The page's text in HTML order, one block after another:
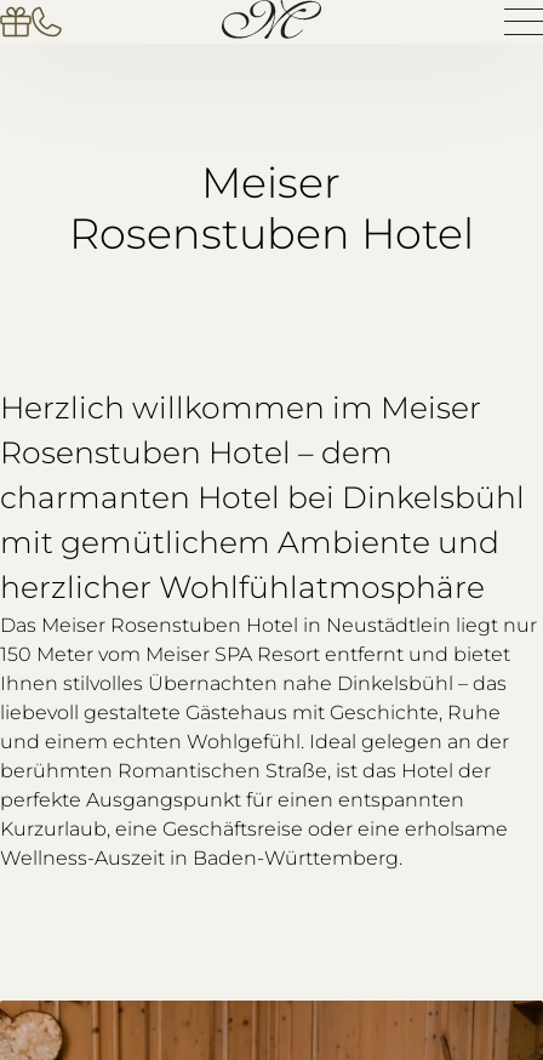
Meiser
Rosenstuben Hotel
Herzlich willkommen im Meiser
Rosenstuben Hotel – dem
charmanten Hotel bei Dinkelsbühl
mit gemütlichem Ambiente und
herzlicher Wohlfühlatmosphäre
Das Meiser Rosenstuben Hotel in Neustädtlein liegt nur
150 Meter vom Meiser SPA Resort entfernt und bietet
Ihnen stilvolles Übernachten nahe Dinkelsbühl – das
liebevoll gestaltete Gästehaus mit Geschichte, Ruhe
und einem echten Wohlgefühl. Ideal gelegen an der
berühmten Romantischen Straße, ist das Hotel der
perfekte Ausgangspunkt für einen entspannten
Kurzurlaub, eine Geschäftsreise oder eine erholsame
Wellness-Auszeit in Baden-Württemberg.